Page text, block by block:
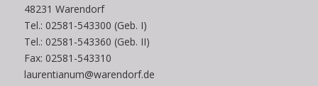
48231 Warendorf
Tel.: 02581-543300 (Geb. I)
Tel.: 02581-543360 (Geb. II)
Fax: 02581-543310
laurentianum@warendorf.de